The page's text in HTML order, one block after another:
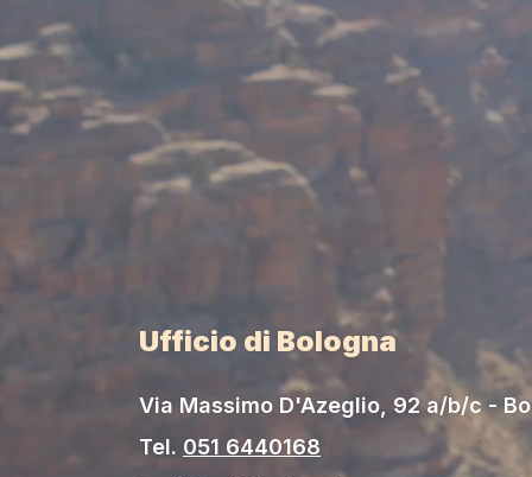
Ufficio di Bologna
Via Massimo D'Azeglio, 92 a/b/c -
Tel. 051 6440168